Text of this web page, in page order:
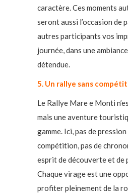
caractère. Ces moments
seront aussi l’occasion de
autres participants vos
journée, dans une
détendue.
5. Un rallye sans
Le Rallye Mare e Monti
mais une aventure
gamme. Ici, pas de
compétition, pas de
esprit de découverte et de
Chaque virage est une
profiter pleinement de la